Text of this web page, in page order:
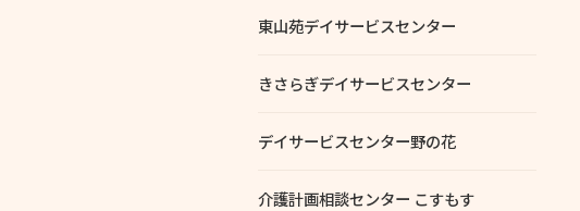
東山苑デイサービスセンター
きさらぎデイサービスセンター
デイサービスセンター野の花
介護計画相談センター こすもす